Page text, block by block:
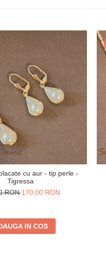
cu aur - tip perle -
Tigressa
RON170,00 RON
IN COS